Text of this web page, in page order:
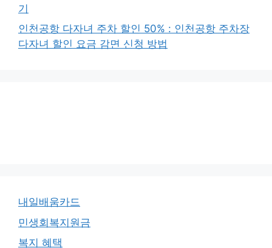
기
인천공항 다자녀 주차 할인 50% : 인천공항 주차장
다자녀 할인 요금 감면 신청 방법
내일배움카드
민생회복지원금
복지 혜택